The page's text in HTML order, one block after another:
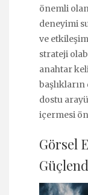
önemli
deneyimi
ve
strateji
anahtar
dostu
içermesi
Görsel